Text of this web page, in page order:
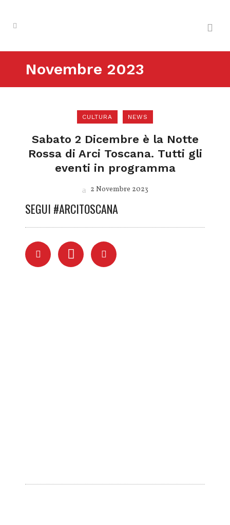
Novembre 2023
CULTURA NEWS
Sabato 2 Dicembre è la Notte
Rossa di Arci Toscana. Tutti gli
eventi in programma
2 Novembre 2023
SEGUI #ARCITOSCANA